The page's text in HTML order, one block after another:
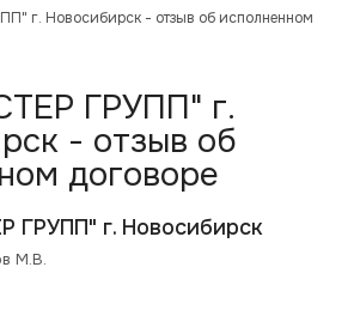
г. Новосибирск - отзыв об исполненном
ГРУПП" г.
- отзыв об
договоре
г. Новосибирск
М.В.